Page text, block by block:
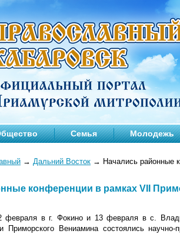
Семья Молодежь
→ Дальний Восток → Начались районные
конференции в рамках VII
в г. Фокино и 13 февраля в с.
и Приморского Вениамина состоялись